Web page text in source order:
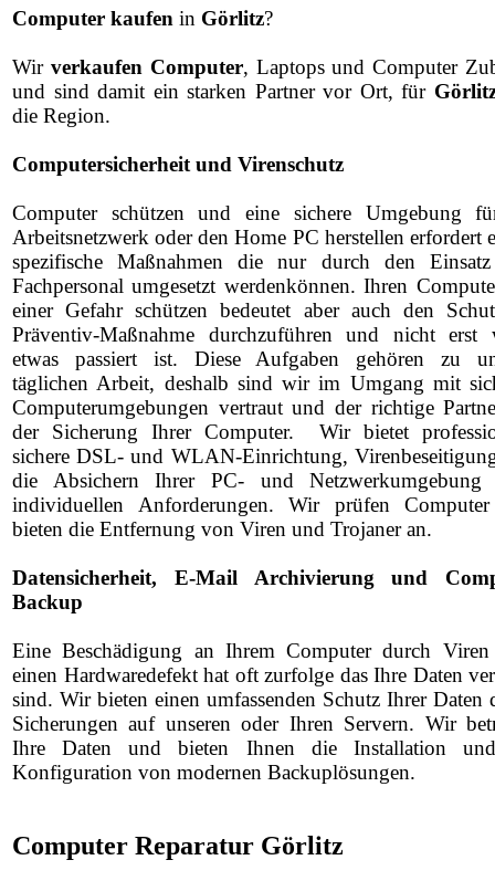
Computer kaufen in Görlitz?
Wir verkaufen Computer, Laptops und Computer
und sind damit ein starken Partner vor Ort, für
die Region.
Computersicherheit und Virenschutz
Computer schützen und eine sichere Umgebung
Arbeitsnetzwerk oder den Home PC herstellen erfordert
spezifische Maßnahmen die nur durch den
Fachpersonal umgesetzt werdenkönnen. Ihren
einer Gefahr schützen bedeutet aber auch den
Präventiv-Maßnahme durchzuführen und nicht erst
etwas passiert ist. Diese Aufgaben gehören zu
täglichen Arbeit, deshalb sind wir im Umgang mit
Computerumgebungen vertraut und der richtige
der Sicherung Ihrer Computer. Wir bietet
sichere DSL- und WLAN-Einrichtung,
die Absichern Ihrer PC- und Netzwerkumgebung
individuellen Anforderungen. Wir prüfen
bieten die Entfernung von Viren und Trojaner an.
Datensicherheit, E-Mail Archivierung und
Backup
Eine Beschädigung an Ihrem Computer durch
einen Hardwaredefekt hat oft zurfolge das Ihre Daten
sind. Wir bieten einen umfassenden Schutz Ihrer Daten
Sicherungen auf unseren oder Ihren Servern. Wir
Ihre Daten und bieten Ihnen die Installation
Konfiguration von modernen Backuplösungen.
Computer Reparatur Görlitz